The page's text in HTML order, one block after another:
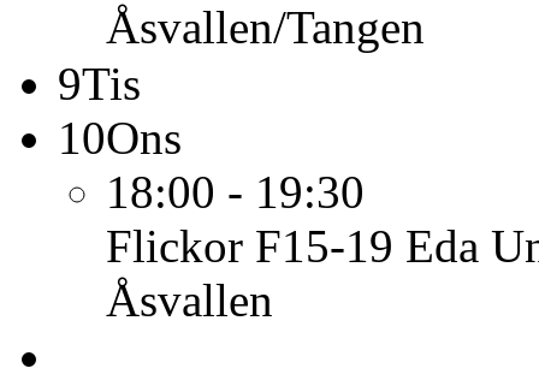
Åsvallen/Tangen
9Tis
10Ons
18:00 - 19:30
Flickor F15-19 Eda
Åsvallen